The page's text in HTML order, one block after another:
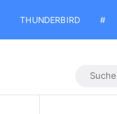
THUNDERBIRD #